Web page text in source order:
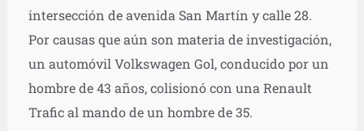
intersección de avenida San Martín y calle 28.
Por causas que aún son materia de investigación,
un automóvil Volkswagen Gol, conducido por un
hombre de 43 años, colisionó con una Renault
Trafic al mando de un hombre de 35.